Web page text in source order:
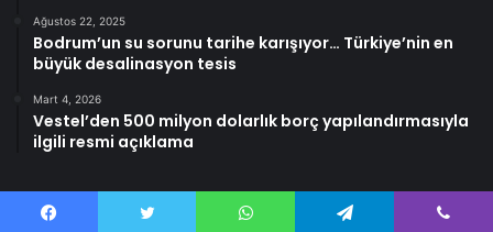
Ağustos 22, 2025
Bodrum’un su sorunu tarihe karışıyor… Türkiye’nin en
büyük desalinasyon tesis
Mart 4, 2026
Vestel’den 500 milyon dolarlık borç yapılandırmasıyla
ilgili resmi açıklama